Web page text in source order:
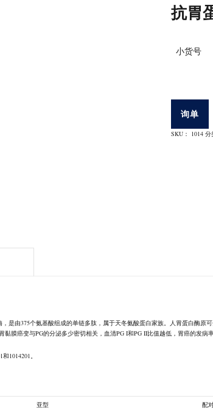
抗胃
小货号
询单
SKU： 1014 分
是由375个氨基酸组成的单链多肽，属于天冬氨酸蛋白家族。人胃蛋白酶原
膜癌变与PG的分泌多少密切相关，血清PG I和PG II比值越低，胃癌的发病
1014201。
亚型 配